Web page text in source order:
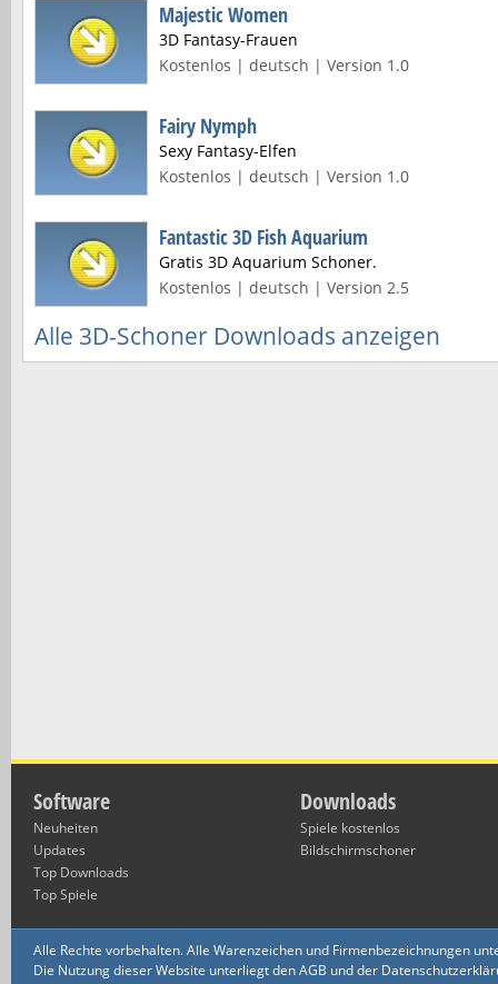
Majestic Women
3D Fantasy-Frauen
Kostenlos | deutsch | Version 1.0
Fairy Nymph
Sexy Fantasy-Elfen
Kostenlos | deutsch | Version 1.0
Fantastic 3D Fish Aquarium
Gratis 3D Aquarium Schoner.
Kostenlos | deutsch | Version 2.5
Alle 3D-Schoner Downloads anzeigen
Software
Neuheiten
Updates
Top Downloads
Top Spiele
Downloads
Spiele kostenlos
Bildschirmschoner
Alle Rechte vorbehalten. Alle Warenzeichen und Firmenbezeichnungen
Die Nutzung dieser Website unterliegt den AGB und der